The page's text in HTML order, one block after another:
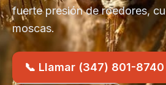
fuerte presión de roedores,
moscas.
📞 Llamar (347) 801-8740